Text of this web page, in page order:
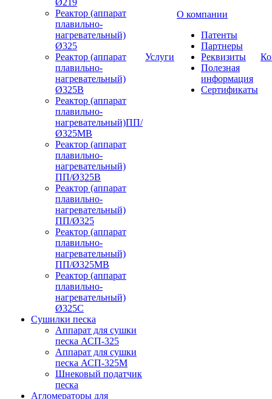
Ø219
Реактор (аппарат
плавильно-
нагревательный)
Ø325
Реактор (аппарат
плавильно-
нагревательный)
Ø325В
Реактор (аппарат
плавильно-
нагревательный)ПП/
Ø325МВ
Реактор (аппарат
плавильно-
нагревательный)
ПП/Ø325В
Реактор (аппарат
плавильно-
нагревательный)
ПП/Ø325
Реактор (аппарат
плавильно-
нагревательный)
ПП/Ø325МВ
Реактор (аппарат
плавильно-
нагревательный)
Ø325С
Сушилки песка
Аппарат для сушки
песка АСП-325
Аппарат для сушки
песка АСП-325М
Шнековый податчик
песка
Агломераторы для
Услуги
О компании
Патенты
Партнеры
Реквизиты
Полезная
информация
Сертификаты